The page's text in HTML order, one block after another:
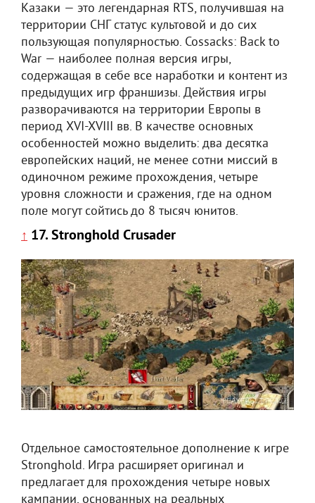
Казаки — это легендарная RTS, получившая на
территории СНГ статус культовой и до сих
пользующая популярностью. Cossacks: Back to
War — наиболее полная версия игры,
содержащая в себе все наработки и контент из
предыдущих игр франшизы. Действия игры
разворачиваются на территории Европы в
период XVI-XVIII вв. В качестве основных
особенностей можно выделить: два десятка
европейских наций, не менее сотни миссий в
одиночном режиме прохождения, четыре
уровня сложности и сражения, где на одном
поле могут сойтись до 8 тысяч юнитов.
↑ 17. Stronghold Crusader
Отдельное самостоятельное дополнение к игре
Stronghold. Игра расширяет оригинал и
предлагает для прохождения четыре новых